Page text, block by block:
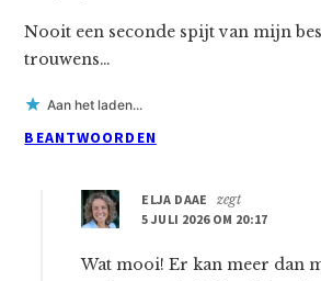
Nooit een seconde spijt van mijn
trouwens…
Aan het laden...
BEANTWOORDEN
ELJA DAAE
zegt
5 JULI 2026 OM 20:17
Wat mooi! Er kan meer dan